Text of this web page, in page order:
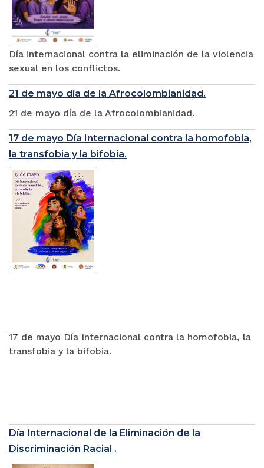
Día internacional contra la eliminación de la violencia
sexual en los conflictos.
21 de mayo día de la Afrocolombianidad.
21 de mayo día de la Afrocolombianidad.
17 de mayo Día Internacional contra la homofobia,
la transfobia y la bifobia.
17 de mayo Día Internacional contra la homofobia, la
transfobia y la bifobia.
Día Internacional de la Eliminación de la
Discriminación Racial .